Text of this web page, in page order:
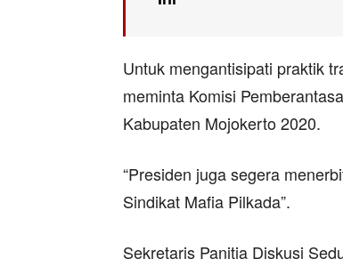
Untuk mengantisipati praktik
meminta Komisi
Kabupaten Mojokerto 2020.
“Presiden juga segera
Sindikat Mafia Pilkada”.
Sekretaris Panitia Diskusi